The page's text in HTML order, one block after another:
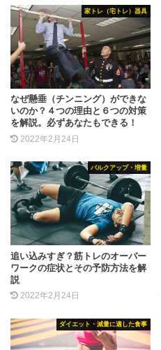
家トレ（宅トレ）器具
なぜ懸垂（チンニング）ができな
いのか？４つの理由と６つの対策
を解説。必ずあなたもできる！
2022年2月24日
バルクアップ・増量
追い込みすぎ？筋トレのオーバー
ワークの症状とその予防方法を解
説
2022年2月24日
ダイエット・減量に適した食事